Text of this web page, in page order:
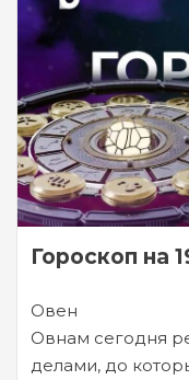
Гороскоп на
Овен
Овнам сегодня
делами, до